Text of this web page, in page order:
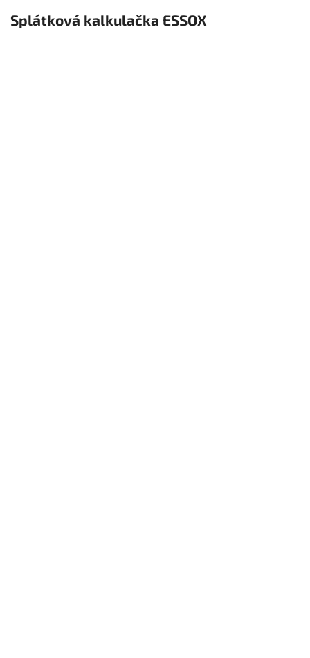
Splátková kalkulačka ESSOX